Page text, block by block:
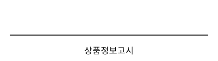
상품정보고시